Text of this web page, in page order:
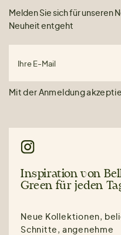
Melden Sie sich für unseren
Neuheit entgeht
Ihre E-Mail
Mit der Anmeldung
Inspiration von
Green für jeden
Neue Kollektionen,
Schnitte, angenehme